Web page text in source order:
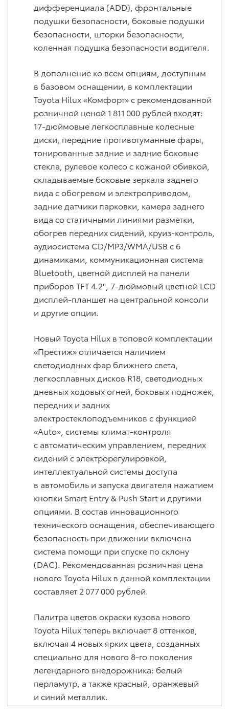
дифференциала (ADD), фронтальные
подушки безопасности, боковые подушки
безопасности, шторки безопасности,
коленная подушка безопасности водителя.
В дополнение ко всем опциям, доступным
в базовом оснащении, в комплектации
Toyota Hilux «Комфорт» с рекомендованной
розничной ценой 1 811 000 рублей входят:
17-дюймовые легкосплавные колесные
диски, передние противотуманные фары,
тонированные задние и задние боковые
стекла, рулевое колесо с кожаной обивкой,
складываемые боковые зеркала заднего
вида с обогревом и электроприводом,
задние датчики парковки, камера заднего
вида со статичными линиями разметки,
обогрев передних сидений, круиз-контроль,
аудиосистема CD/MP3/WMA/USB с 6
динамиками, коммуникационная система
Bluetooth, цветной дисплей на панели
приборов TFT 4.2'', 7-дюймовый цветной LCD
дисплей-планшет на центральной консоли
и другие опции.
Новый Toyota Hilux в топовой комплектации
«Престиж» отличается наличием
cветодиодных фар ближнего света,
легкосплавных дисков R18, светодиодных
дневных ходовых огней, боковых подножек,
передних и задних
электростеклоподъемников с функцией
«Auto», системы климат-контроля
с автоматическим управлением, передних
сидений с электрорегулировкой,
интеллектуальной системы доступа
в автомобиль и запуска двигателя нажатием
кнопки Smart Entry & Push Start и другими
опциями. В состав инновационного
технического оснащения, обеспечивающего
безопасность при движении включена
система помощи при спуске по склону
(DAC). Рекомендованная розничная цена
нового Toyota Hilux в данной комплектации
составляет 2 077 000 рублей.
Палитра цветов окраски кузова нового
Toyota Hilux теперь включает 8 оттенков,
включая 4 новых ярких цвета, созданных
специально для нового 8-го поколения
легендарного внедорожника: белый
перламутр, а также красный, оранжевый
и синий металлик.